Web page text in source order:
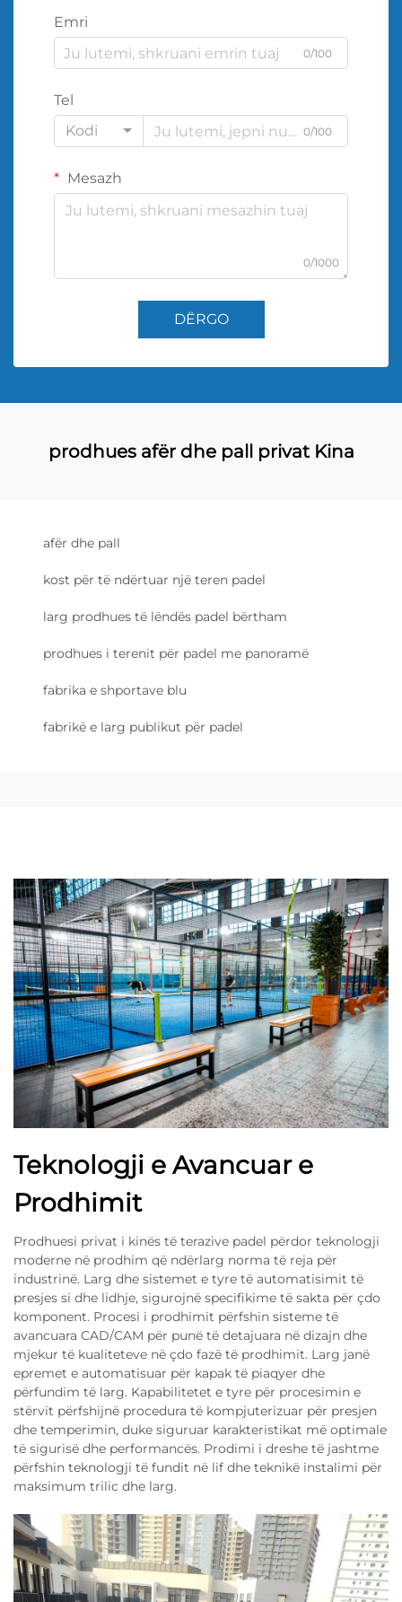
Emri
0/100
Tel
Kodi
0/100
Mesazh
0/1000
DËRGO
prodhues afër dhe pall privat Kina
afër dhe pall
kost për të ndërtuar një teren padel
larg prodhues të lëndës padel bërtham
prodhues i terenit për padel me panoramë
fabrika e shportave blu
fabrikë e larg publikut për padel
Teknologji e Avancuar e
Prodhimit
Prodhuesi privat i kinës të terazive padel përdor teknologji
moderne në prodhim që ndërlarg norma të reja për
industrinë. Larg dhe sistemet e tyre të automatisimit të
presjes si dhe lidhje, sigurojnë specifikime të sakta për çdo
komponent. Procesi i prodhimit përfshin sisteme të
avancuara CAD/CAM për punë të detajuara në dizajn dhe
mjekur të kualiteteve në çdo fazë të prodhimit. Larg janë
epremet e automatisuar për kapak të piaqyer dhe
përfundim të larg. Kapabilitetet e tyre për procesimin e
stërvit përfshijnë procedura të kompjuterizuar për presjen
dhe temperimin, duke siguruar karakteristikat më optimale
të sigurisë dhe performancës. Prodimi i dreshe të jashtme
përfshin teknologji të fundit në lif dhe teknikë instalimi për
maksimum trilic dhe larg.